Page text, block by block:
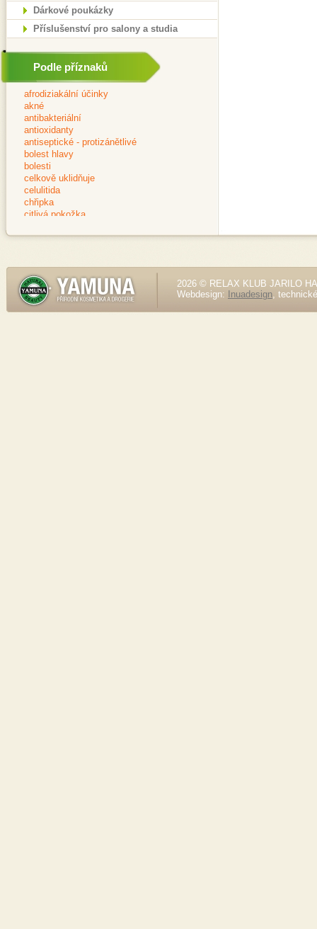
Dárkové poukázky
Příslušenství pro salony a studia
Podle příznaků
2026 © RELAX KLUB JARILO
Webdesign:
Inuadesign,